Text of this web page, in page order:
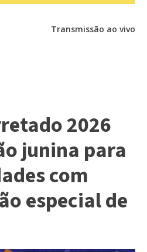
Transmissão ao vivo
2026
junina para
com
especial de